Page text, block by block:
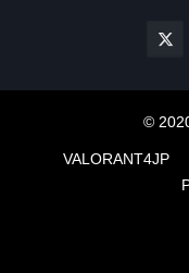
©
VALORANT4JP